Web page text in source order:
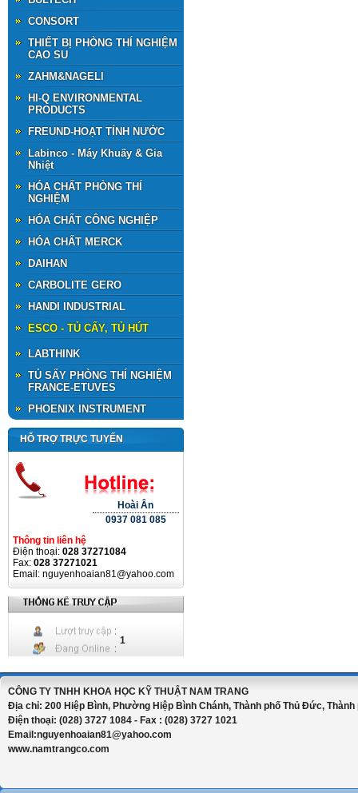
CONSORT
THIẾT BỊ PHÒNG THÍ NGHIỆM
CAO SU
ZAHM&NAGELl
HI-Q ENVIRONMENTAL
PRODUCTS
FREUND-HOẠT TÍNH NƯỚC
Labinco - Máy Khuấy & Gia
Nhiệt
HÓA CHẤT PHÒNG THÍ
NGHIỆM
HÓA CHẤT CÔNG NGHIỆP
HÓA CHẤT MERCK
DAIHAN
CARBOLITE GERO
HANDI INDUSTRIAL
ESCO - TỦ CẤY, TỦ HÚT
LABTHINK
TỦ SẤY PHÒNG THÍ NGHIỆM
FRANCE-ETUVES
PHOENIX INSTRUMENT
HỖ TRỢ TRỰC TUYẾN
Hoài Ân
0937 081 085
Thông tin liên hệ
Điện thoại: 028 37271084
Fax: 028 37271021
Email: nguyenhoaian81@yahoo.com
1
CÔNG TY TNHH KHOA HỌC KỸ THUẬT NAM TRANG
Địa chỉ: 200 Hiệp Bình, Phường Hiệp Bình Chánh, Thành phố Thủ Đức, Thành
Điện thoại: (028) 3727 1084 - Fax : (028) 3727 1021
Email:nguyenhoaian81@yahoo.com
www.namtrangco.com